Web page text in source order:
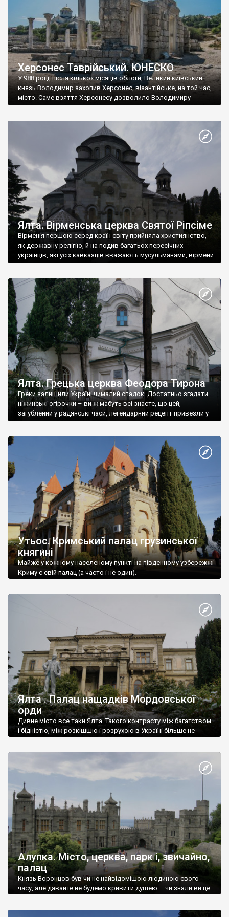
Херсонес Таврійський. ЮНЕСКО
У 988 році, після кількох місяців облоги, Великий київський
князь Володимир захопив Херсонес, візантійське, на той час,
місто. Саме взяття Херсонесу дозволило Володимиру
диктувати свої умови візантійському імператору Василю ІІ, та
Херсонесі Володимир-язичник, став Василем-християнином.
А потім було Хрещення Русі. На честь Херсонесу Таврійського
Ялта. Вірменська церква Святої Ріпсіме
Вірменія першою серед країн світу прийняла християнство,
як державну релігію, й на подив багатьох пересічних
українців, які усіх кавказців вважають мусульманами, вірмени
є відданими вірянами Христа
Ялта. Грецька церква Феодора Тирона
Греки залишили Україні чималий спадок. Достатньо згадати
ніжинські огірочки – ви ж мабуть всі знаєте, що цей,
загублений у радянські часи, легендарний рецепт привезли у
Ніжин греки?
Утьос. Кримський палац грузинської
княгині
Майже у кожному населеному пункті на південному узбережжі
Криму є свій палац (а часто і не один).
Ялта . Палац нащадків Мордовської
орди
Дивне місто все таки Ялта. Такого контрасту між багатством
і бідністю, між розкішшю і розрухою в Україні більше не
Алупка. Місто, церква, парк і, звичайно,
палац
Князь Воронцов був чи не найвідомішою людиною свого
часу, але давайте не будемо кривити душею – чи знали ви це